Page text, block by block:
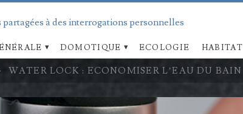
partagées à des interrogations personnelles
DOMOTIQUE ECOLOGIE HABITAT
WATER LOCK : ECONOMISER L’EAU DU BAIN